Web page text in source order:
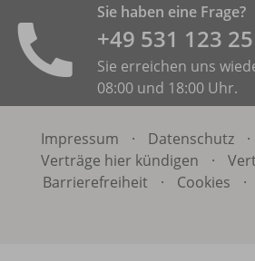
Sie haben eine Frage?
+49 531 ­123
Sie erreichen uns
08:00 und 18:00 Uhr.
Impressum · Datenschutz ·
Verträge hier kündigen
·
Barrierefreiheit
· Cookies ·